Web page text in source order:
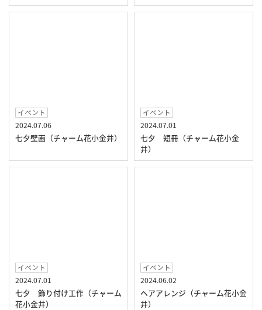
イベント
2024.07.06
七夕壁画（チャーム花小金井）
イベント
2024.07.01
七夕 短冊（チャーム花小金
井）
イベント
2024.07.01
七夕 飾り付け工作（チャーム
花小金井）
イベント
2024.06.02
ヘアアレンジ（チャーム花小金
井）